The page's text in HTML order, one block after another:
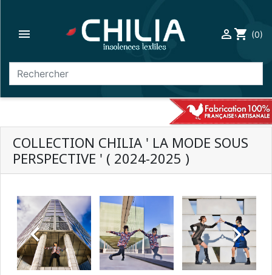
 person_outline shopping_cart (0)
COLLECTION CHILIA ' LA MODE SOUS
PERSPECTIVE ' ( 2024-2025 )
 